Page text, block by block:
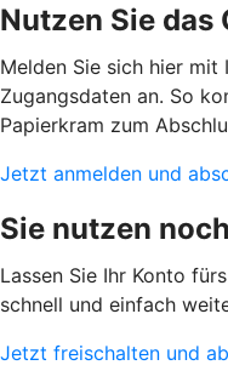
Nutzen Sie das
Melden Sie sich hier mit
Zugangsdaten an. So
Papierkram zum
Jetzt anmelden und
Sie nutzen
Lassen Sie Ihr Konto
schnell und einfach
Jetzt freischalten und